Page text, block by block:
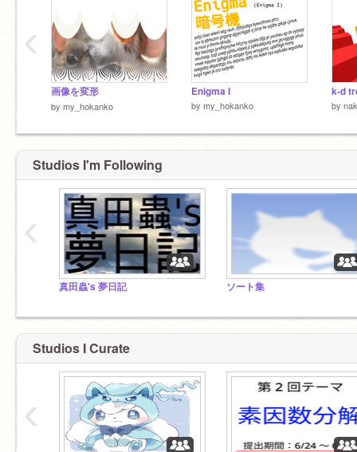
画像を変形
by my_hokanko
Enigma I
by my_hokanko
k-d
by
‹
Studios I'm Following
真田蟲's 夢日記 ソート集
‹
Studios I Curate
‹